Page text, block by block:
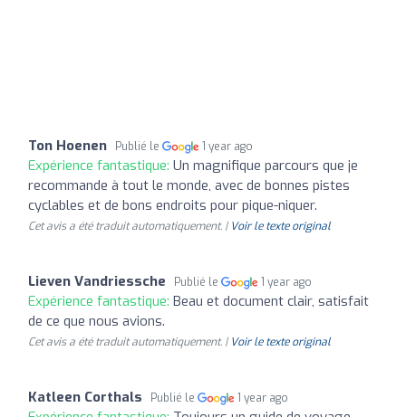
Ton Hoenen Publié le 1 year ago
Expérience fantastique: Un magnifique parcours que je
recommande à tout le monde, avec de bonnes pistes
cyclables et de bons endroits pour pique-niquer.
Cet avis a été traduit automatiquement. | Voir le texte original
Lieven Vandriessche Publié le 1 year ago
Expérience fantastique: Beau et document clair, satisfait
de ce que nous avions.
Cet avis a été traduit automatiquement. | Voir le texte original
Katleen Corthals Publié le 1 year ago